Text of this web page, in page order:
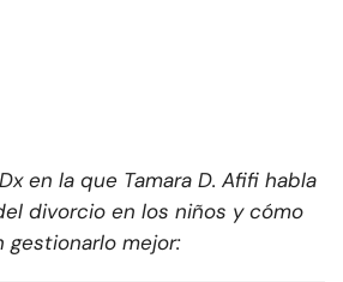
en la que Tamara D. Afifi habla
divorcio en los niños y cómo
mejor: